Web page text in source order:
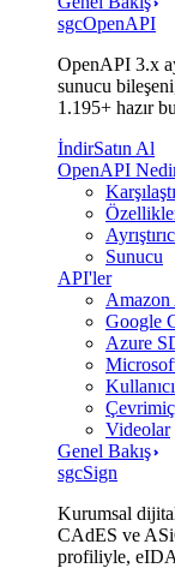
sgcOpenAPI
OpenAPI 3.x
sunucu
1.195+ hazır
İndirSatın Al
OpenAPI
Sunucu
API'ler
Google
Azure
Videolar
Genel Bakış
sgcSign
Kurumsal
CAdES ve
profiliyle,